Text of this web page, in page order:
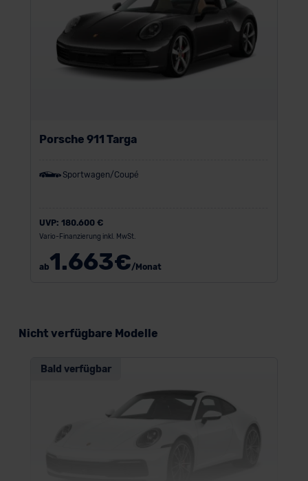
Porsche 911 Targa
Sportwagen/Coupé
UVP: 180.600 €
Vario-Finanzierung inkl. MwSt.
ab1.663€/Monat
Nicht verfügbare Modelle
Bald verfügbar